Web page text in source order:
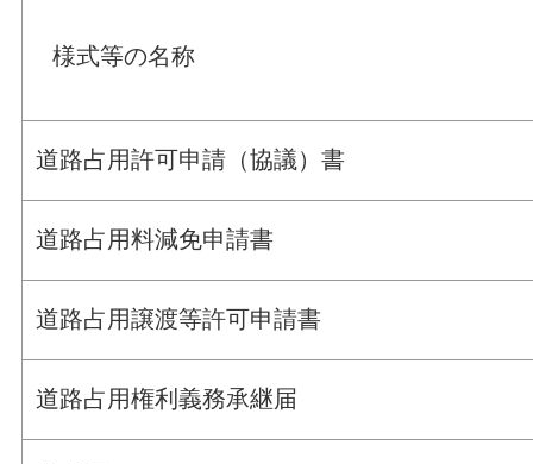
様式等の名称
道路占用許可申請（協議）書
道路占用料減免申請書
道路占用譲渡等許可申請書
道路占用権利義務承継届